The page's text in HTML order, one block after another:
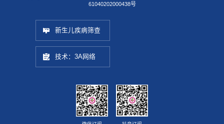
61040202000438号
新生儿疾病筛查
技术：3A网络